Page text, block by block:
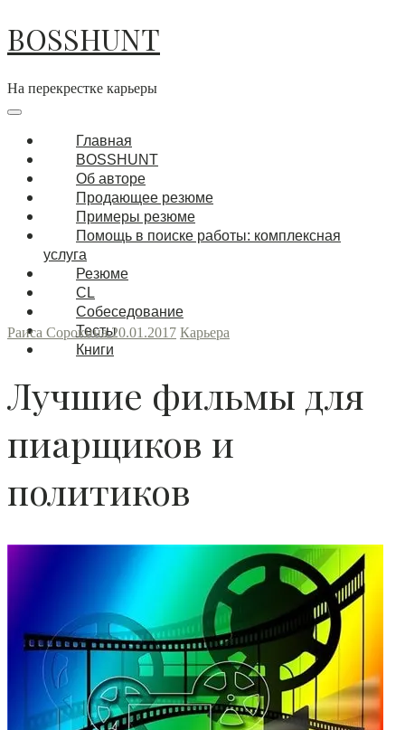
Перейти
к
BOSSHUNT
На перекрестке карьеры
навигация
Меню
Главная
BOSSHUNT
Об авторе
Продающее резюме
Примеры резюме
Помощь в поиске работы: комплексная
услуга
Резюме
CL
Собеседование
Тесты
Книги
Раиса Сорокина20.01.2017 Карьера
Лучшие фильмы для
пиарщиков и
политиков